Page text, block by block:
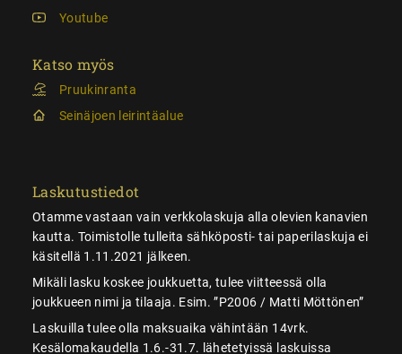
Youtube
Katso myös
Pruukinranta
Seinäjoen leirintäalue
Laskutustiedot
Otamme vastaan vain verkkolaskuja alla olevien kanavien
kautta. Toimistolle tulleita sähköposti- tai paperilaskuja ei
käsitellä 1.11.2021 jälkeen.
Mikäli lasku koskee joukkuetta, tulee viitteessä olla
joukkueen nimi ja tilaaja. Esim. ”P2006 / Matti Möttönen”
Laskuilla tulee olla maksuaika vähintään 14vrk.
Kesälomakaudella 1.6.-31.7. lähetetyissä laskuissa